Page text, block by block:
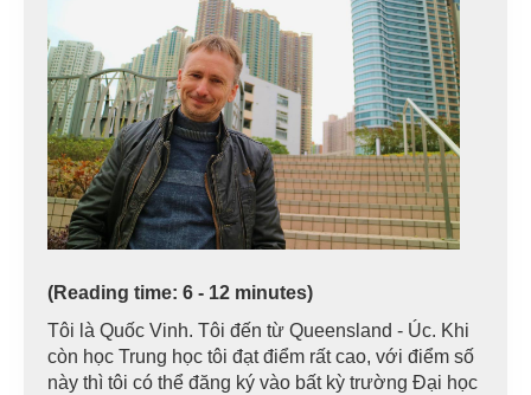
(Reading time: 6 - 12 minutes)
Tôi là Quốc Vinh. Tôi đến từ Queensland - Úc. Khi
còn học Trung học tôi đạt điểm rất cao, với điểm số
này thì tôi có thể đăng ký vào bất kỳ trường Đại học